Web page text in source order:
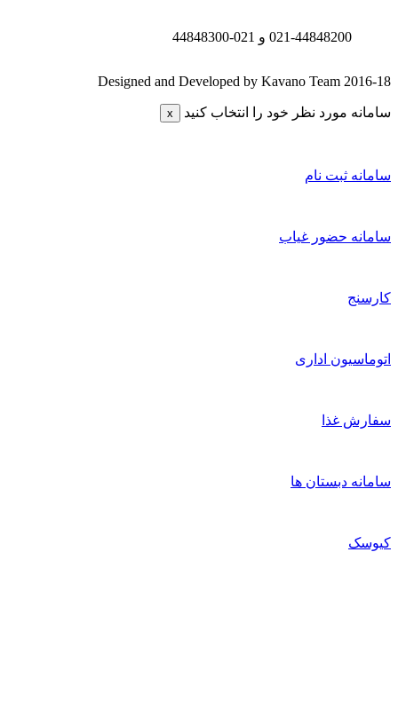
021-44848200 و 021-44848300
Designed and Developed by Kavano Team
مورد نظر خود را انتخاب کنید x
ثبت نام
حضور غیاب
اداری
غذا
دبستان ها